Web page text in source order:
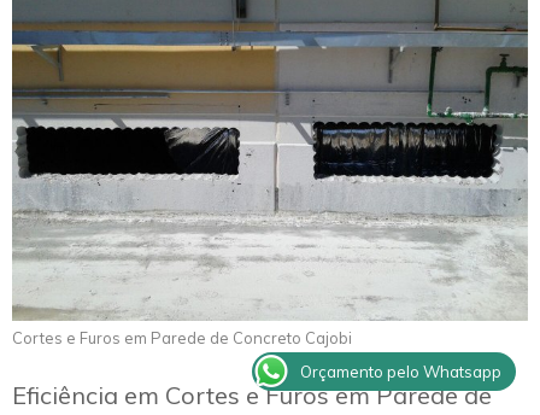
Cortes e Furos em Parede de Concreto Cajobi
Eficiência em Cortes e Furos em Parede de
Orçamento pelo Whatsapp